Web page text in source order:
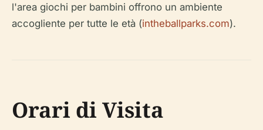
l'area giochi per bambini offrono un ambiente
accogliente per tutte le età (intheballparks.com).
Orari di Visita